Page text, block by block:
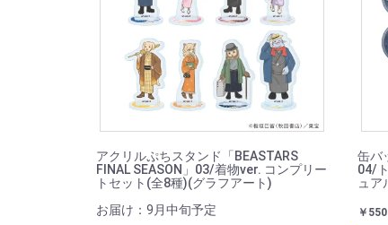
アクリルぷちスタンド「BEASTARS
FINAL SEASON」03/着物ver. コンプリー
トセット(全8種)(グラフアート)
お届け：9月中旬予定
缶バ
04/
ュア
￥550